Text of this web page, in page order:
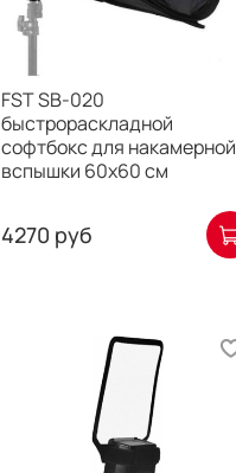
FST SB-020
быстрораскладной
софтбокс для накамерной
вспышки 60х60 см
4270 руб